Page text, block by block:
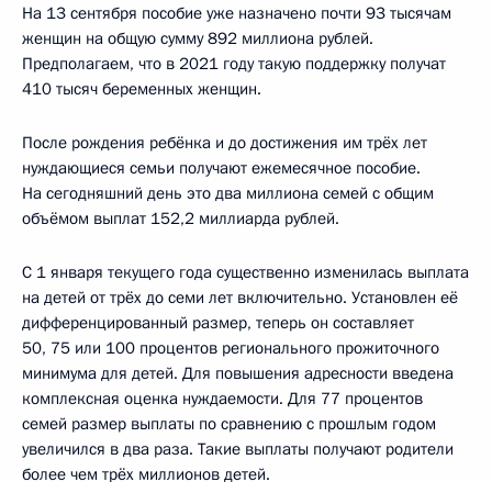
На 13 сентября пособие уже назначено почти 93 тысячам
женщин на общую сумму 892 миллиона рублей.
Предполагаем, что в 2021 году такую поддержку получат
410 тысяч беременных женщин.
После рождения ребёнка и до достижения им трёх лет
нуждающиеся семьи получают ежемесячное пособие.
На сегодняшний день это два миллиона семей с общим
объёмом выплат 152,2 миллиарда рублей.
С 1 января текущего года существенно изменилась выплата
на детей от трёх до семи лет включительно. Установлен её
дифференцированный размер, теперь он составляет
50, 75 или 100 процентов регионального прожиточного
минимума для детей. Для повышения адресности введена
комплексная оценка нуждаемости. Для 77 процентов
семей размер выплаты по сравнению с прошлым годом
увеличился в два раза. Такие выплаты получают родители
более чем трёх миллионов детей.